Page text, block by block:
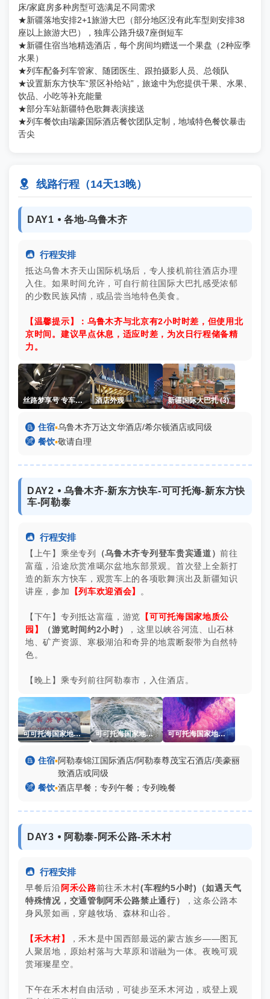
床/家庭房多种房型可选满足不同需求
★新疆落地安排2+1旅游大巴（部分地区没有此车型则安排38
座以上旅游大巴），独库公路升级7座倒短车
★新疆住宿当地精选酒店，每个房间均赠送一个果盘（2种应季
水果）
★列车配备列车管家、随团医生、跟拍摄影人员、总领队
★设置新东方快车“景区补给站”，旅途中为您提供干果、水果、
饮品、小吃等补充能量
★部分车站新疆特色歌舞表演接送
★列车餐饮由瑞豪国际酒店餐饮团队定制，地域特色餐饮暴击
舌尖
 线路行程（14天13晚）
DAY1 ⦁ 各地-乌鲁木齐
 行程安排
抵达乌鲁木齐天山国际机场后，专人接机前往酒店办理
入住。如果时间允许，可自行前往国际大巴扎感受浓郁
的少数民族风情，或品尝当地特色美食。
【温馨提示】：乌鲁木齐与北京有2小时时差，但使用北
京时间。建议早点休息，适应时差，为次日行程储备精
力。
丝路梦享号 专车接送机 酒店外观 新疆国际大巴扎 (3)
 住宿▪乌鲁木齐万达文华酒店/希尔顿酒店或同级
 餐饮▪敬请自理
DAY2 ⦁ 乌鲁木齐-新东方快车-可可托海-新东方快
车-阿勒泰
 行程安排
【上午】乘坐专列 （乌鲁木齐专列登车贵宾通道）前往
富蕴，沿途欣赏准噶尔盆地东部景观。首次登上全新打
造的新东方快车，观赏车上的各项歌舞演出及新疆知识
讲座，参加 【列车欢迎酒会】 。
【下午】专列抵达富蕴，游览 【可可托海国家地质公
园】
（游览时间约2小时）
，这里以峡谷河流、山石林
地、矿产资源、寒极湖泊和奇异的地震断裂带为自然特
色。
【晚上】乘专列前往阿勒泰市，入住酒店。
可可托海国家地质公园 可可托海国家地质公园 可可托海国家地质公园
 住宿▪阿勒泰锦江国际酒店/阿勒泰尊茂宝石酒店/美豪丽
致酒店或同级
 餐饮▪酒店早餐；专列午餐；专列晚餐
DAY3 ⦁ 阿勒泰-阿禾公路-禾木村
 行程安排
早餐后沿阿禾公路前往禾木村(车程约5小时)
（如遇天气
特殊情况，交通管制阿禾公路禁止通行）
，这条公路本
身风景如画，穿越牧场、森林和山谷。
【禾木村】
，禾木是中国西部最远的蒙古族乡——图瓦
人聚居地，原始村落与大草原和谐融为一体。夜晚可观
赏璀璨星空。
下午在禾木村自由活动，可徒步至禾木河边，或登上观